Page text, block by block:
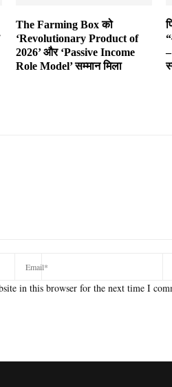
The Farming Box को
‘Revolutionary Product of
2026’ और ‘Passive Income
Role Model’ सम्मान मिला
in this browser for the next time I